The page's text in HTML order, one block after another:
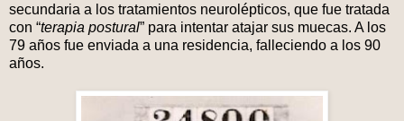
secundaria a los tratamientos neurolépticos, que fue tratada
con “terapia postural” para intentar atajar sus muecas. A los
79 años fue enviada a una residencia, falleciendo a los 90
años.